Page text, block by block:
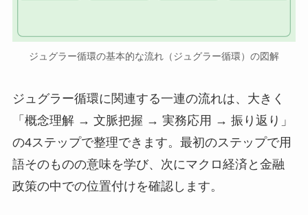
ジュグラー循環の基本的な流れ（ジュグラー循環）の図解
ジュグラー循環に関連する一連の流れは、大きく
「概念理解 → 文脈把握 → 実務応用 → 振り返り」
の4ステップで整理できます。最初のステップで用
語そのものの意味を学び、次にマクロ経済と金融
政策の中での位置付けを確認します。